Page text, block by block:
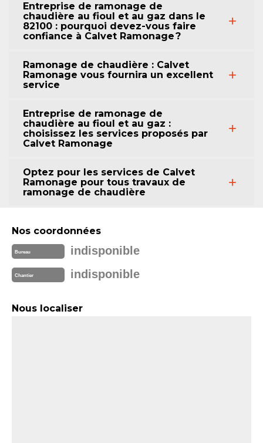
Entreprise de ramonage de
chaudière au fioul et au gaz dans le
82100 : pourquoi devez-vous faire
confiance à Calvet Ramonage ?
Ramonage de chaudière : Calvet
Ramonage vous fournira un excellent
service
Entreprise de ramonage de
chaudière au fioul et au gaz :
choisissez les services proposés par
Calvet Ramonage
Optez pour les services de Calvet
Ramonage pour tous travaux de
ramonage de chaudière
Nos coordonnées
Bureau indisponible
Chantier indisponible
Nous localiser